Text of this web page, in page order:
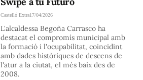
Castelló Extra17/04/2026
L'alcaldessa Begoña Carrasco ha
destacat el compromís municipal amb
la formació i l'ocupabilitat, coincidint
amb dades històriques de descens de
l'atur a la ciutat, el més baix des de
2008.